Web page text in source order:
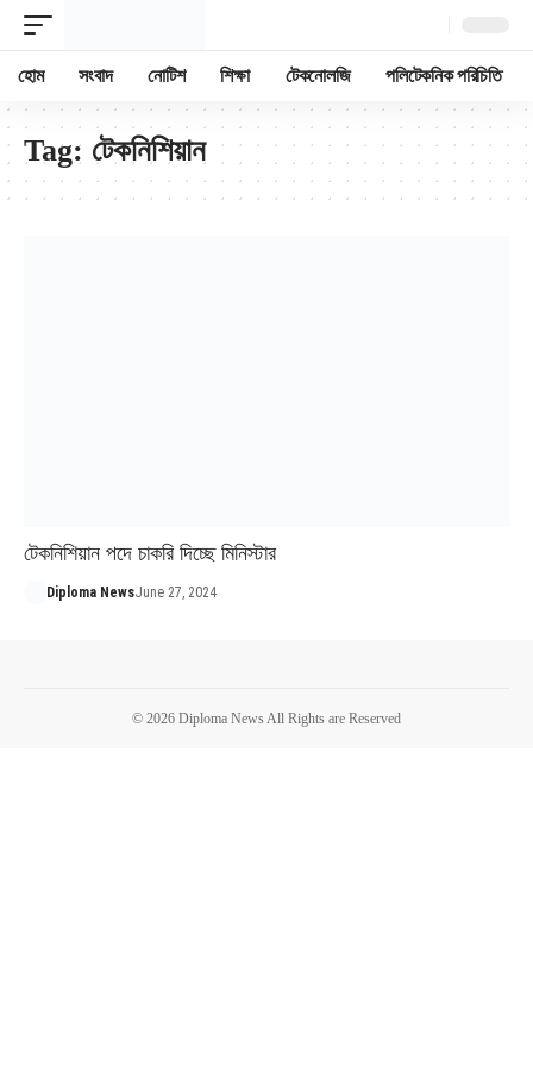
হোম সংবাদ নোটিশ শিক্ষা টেকনোলজি পলিটেকনিক পরিচিতি
Tag: টেকনিশিয়ান
টেকনিশিয়ান পদে চাকরি দিচ্ছে মিনিস্টার
Diploma NewsJune 27, 2024
© 2026 Diploma News All Rights are Reserved